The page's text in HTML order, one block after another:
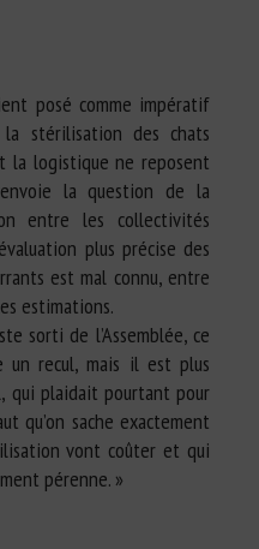
posé comme impératif
stérilisation des chats
la logistique ne reposent
la question de la
entre les collectivités
plus précise des
est mal connu, entre
estimations.
sorti de l’Assemblée, ce
un recul, mais il est plus
qui plaidait pourtant pour
qu’on sache exactement
vont coûter et qui
pérenne. »